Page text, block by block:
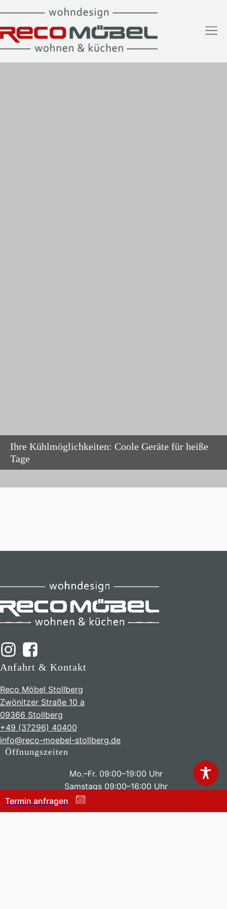
Termin anfragen
Ihre Kühlmöglichkeiten: Coole Geräte für heiße
Tage
Anfahrt & Kontakt
Reco Möbel Stollberg
Zwönitzer Straße 10 a
09366 Stollberg
+49 (37296) 40400
info@reco-moebel-stollberg.de
Öffnungszeiten
Mo.–Fr. 09:00–19:00 Uhr
Samstags 09:00–16:00 Uhr